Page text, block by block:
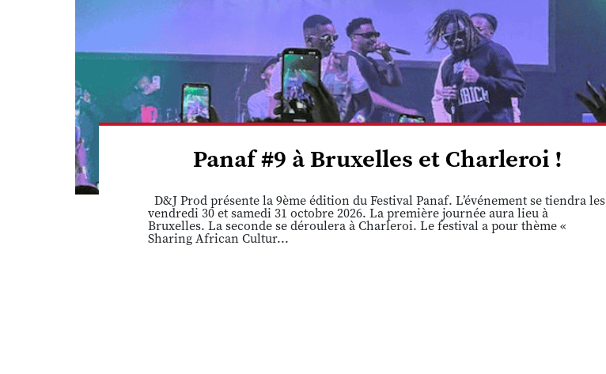
Panaf #9 à Bruxelles et Charleroi !
D&J Prod présente la 9ème édition du Festival Panaf. L’événement se tiendra les
vendredi 30 et samedi 31 octobre 2026. La première journée aura lieu à
Bruxelles. La seconde se déroulera à Charleroi. Le festival a pour thème «
Sharing African Cultur...